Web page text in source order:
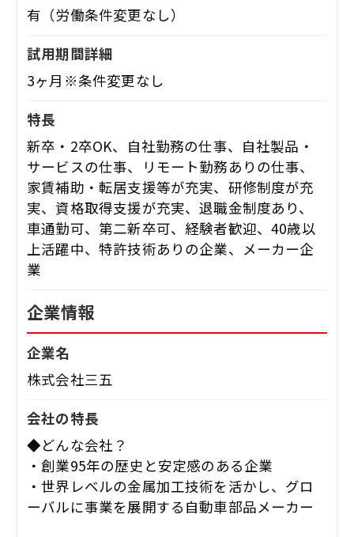
有（労働条件変更なし）
試用期間詳細
3ヶ月※条件変更なし
特長
新卒・2卒OK、自社勤務の仕事、自社製品・
サービスの仕事、リモート勤務ありの仕事、
家賃補助・転居支援等が充実、研修制度が充
実、資格取得支援が充実、退職金制度あり、
車通勤可、第二新卒可、経験者歓迎、40歳以
上活躍中、特許技術ありの企業、メーカー企
業
企業情報
企業名
株式会社三五
会社の特長
◆どんな会社？
・創業95年の歴史と安定感のある企業
・世界レベルの金属加工技術を活かし、グロ
ーバルに事業を展開する自動車部品メーカー